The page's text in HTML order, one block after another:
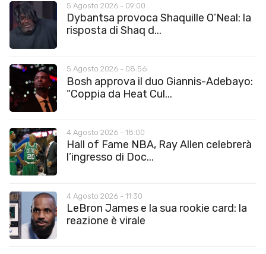
5 Agosto 2026 - 09:00
Dybantsa provoca Shaquille O’Neal: la
risposta di Shaq d...
5 Agosto 2026 - 08:56
Bosh approva il duo Giannis-Adebayo:
“Coppia da Heat Cul...
4 Agosto 2026 - 18:00
Hall of Fame NBA, Ray Allen celebrerà
l’ingresso di Doc...
4 Agosto 2026 - 11:30
LeBron James e la sua rookie card: la
reazione è virale